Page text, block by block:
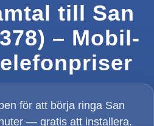
till San
– Mobil-
för att börja ringa San
— gratis att installera.